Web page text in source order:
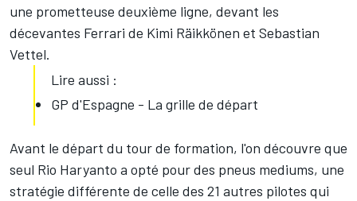
une prometteuse deuxième ligne, devant les
décevantes Ferrari de Kimi Räikkönen et Sebastian
Vettel.
Lire aussi :
GP d'Espagne - La grille de départ
Avant le départ du tour de formation, l'on découvre que
seul Rio Haryanto a opté pour des pneus mediums, une
stratégie différente de celle des 21 autres pilotes qui